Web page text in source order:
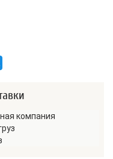
компания